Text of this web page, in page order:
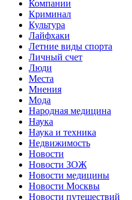
Компании
Криминал
Культура
Лайфхаки
Летние виды спорта
Личный счет
Люди
Места
Мнения
Мода
Народная медицина
Наука
Наука и техника
Недвижимость
Новости
Новости ЗОЖ
Новости медицины
Новости Москвы
Новости путешествий